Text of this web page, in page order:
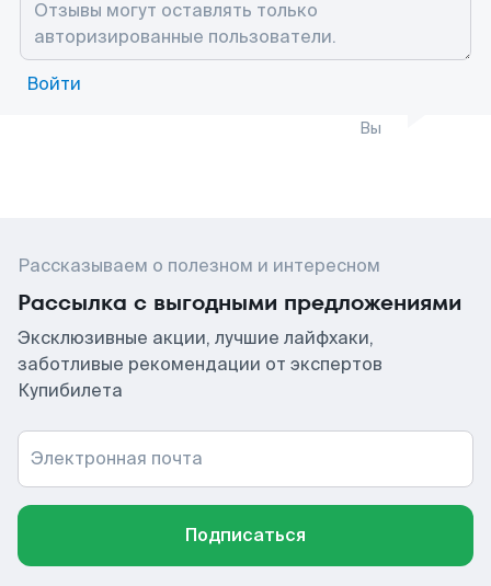
Войти
Вы
Рассказываем о полезном и интересном
Рассылка с выгодными предложениями
Эксклюзивные акции, лучшие лайфхаки,
заботливые рекомендации от экспертов
Купибилета
Электронная почта
Подписаться